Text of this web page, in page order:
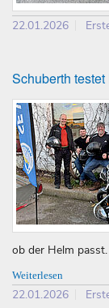
22.01.2026
Schuberth
ob der Helm passt.
Weiterlesen
22.01.2026